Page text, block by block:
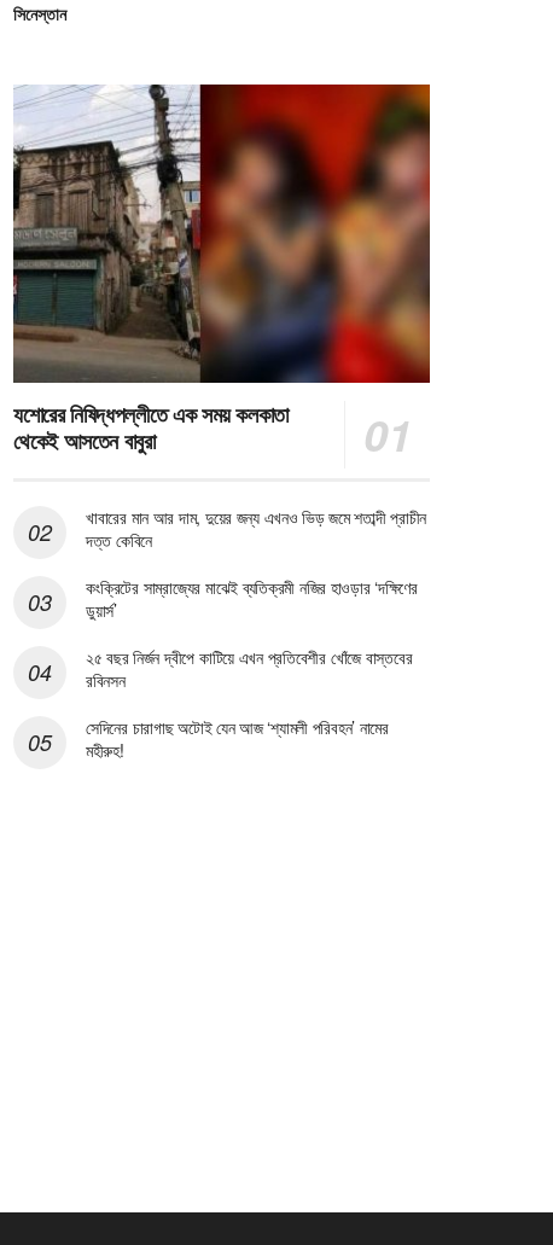
সিনেস্তান
যশোরের নিষিদ্ধপল্লীতে এক সময় কলকাতা
থেকেই আসতেন বাবুরা
খাবারের মান আর দাম, দুয়ের জন্য এখনও ভিড় জমে শতাব্দী প্রাচীন
দত্ত কেবিনে
কংক্রিটের সাম্রাজ্যের মাঝেই ব্যতিক্রমী নজির হাওড়ার ‘দক্ষিণের
ডুয়ার্স’
২৫ বছর নির্জন দ্বীপে কাটিয়ে এখন প্রতিবেশীর খোঁজে বাস্তবের
রবিনসন
সেদিনের চারাগাছ অটোই যেন আজ ‘শ্যামলী পরিবহন’ নামের
মহীরুহ!